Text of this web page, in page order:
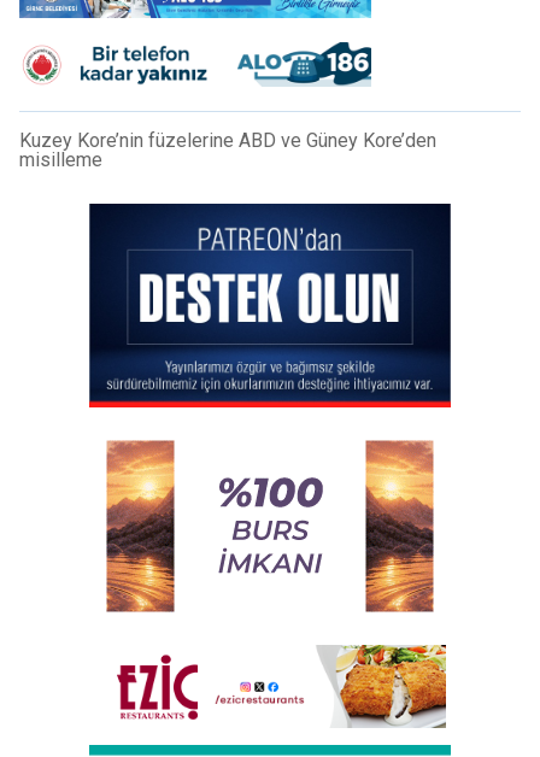
Kuzey Kore’nin füzelerine ABD ve Güney Kore’den
misilleme